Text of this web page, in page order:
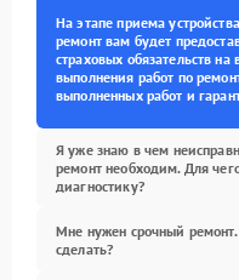
На этапе приема
ремонт вам будет
страховых обязательств
выполнения работ по
выполненных работ и
Я уже знаю в чем
ремонт необходим. Для
диагностику?
Мне нужен срочный
сделать?